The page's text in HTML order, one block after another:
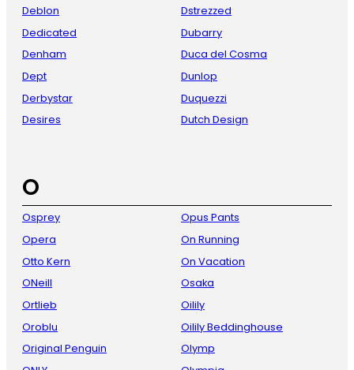
Deblon
Dedicated
Denham
Dept
Derbystar
Desires
Dstrezzed
Dubarry
Duca del Cosma
Dunlop
Duquezzi
Dutch Design
O
Osprey
Opera
Otto Kern
ONeill
Ortlieb
Oroblu
Original Penguin
Opus Pants
On Running
On Vacation
Osaka
Oilily
Oilily Beddinghouse
Olymp